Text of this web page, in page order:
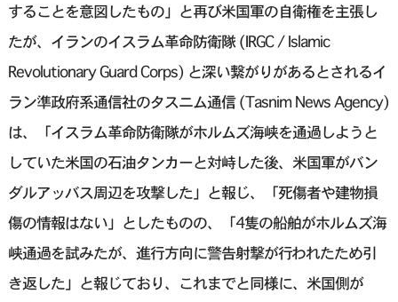
することを意図したもの」と再び米国軍の自衛権を主張し
たが、イランのイスラム革命防衛隊 (IRGC / Islamic
Revolutionary Guard Corps) と深い繋がりがあるとされるイ
ラン準政府系通信社のタスニム通信 (Tasnim News Agency)
は、「イスラム革命防衛隊がホルムズ海峡を通過しようと
していた米国の石油タンカーと対峙した後、米国軍がバン
ダルアッバス周辺を攻撃した」と報じ、「死傷者や建物損
傷の情報はない」としたものの、「4隻の船舶がホルムズ海
峡通過を試みたが、進行方向に警告射撃‌が行⁠われたため引
き返した」と報じており、これまでと同様に、米国側が